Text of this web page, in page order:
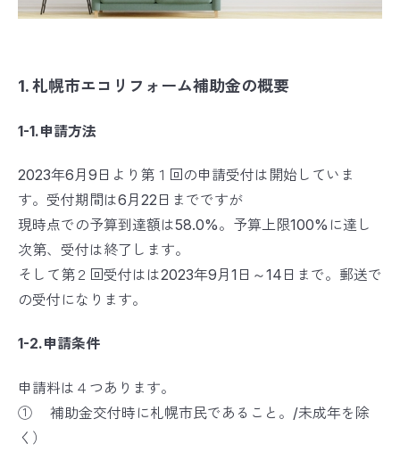
1. 札幌市エコリフォーム補助金の概要
1-1.申請方法
2023年6月9日より第１回の申請受付は開始していま
す。受付期間は6月22日までですが
現時点での予算到達額は58.0%。予算上限100%に達し
次第、受付は終了します。
そして第２回受付はは2023年9月1日～14日まで。郵送で
の受付になります。
1-2.申請条件
申請料は４つあります。
① 補助金交付時に札幌市民であること。/未成年を除
く）